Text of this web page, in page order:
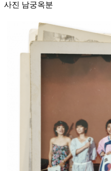
사진 남궁옥분